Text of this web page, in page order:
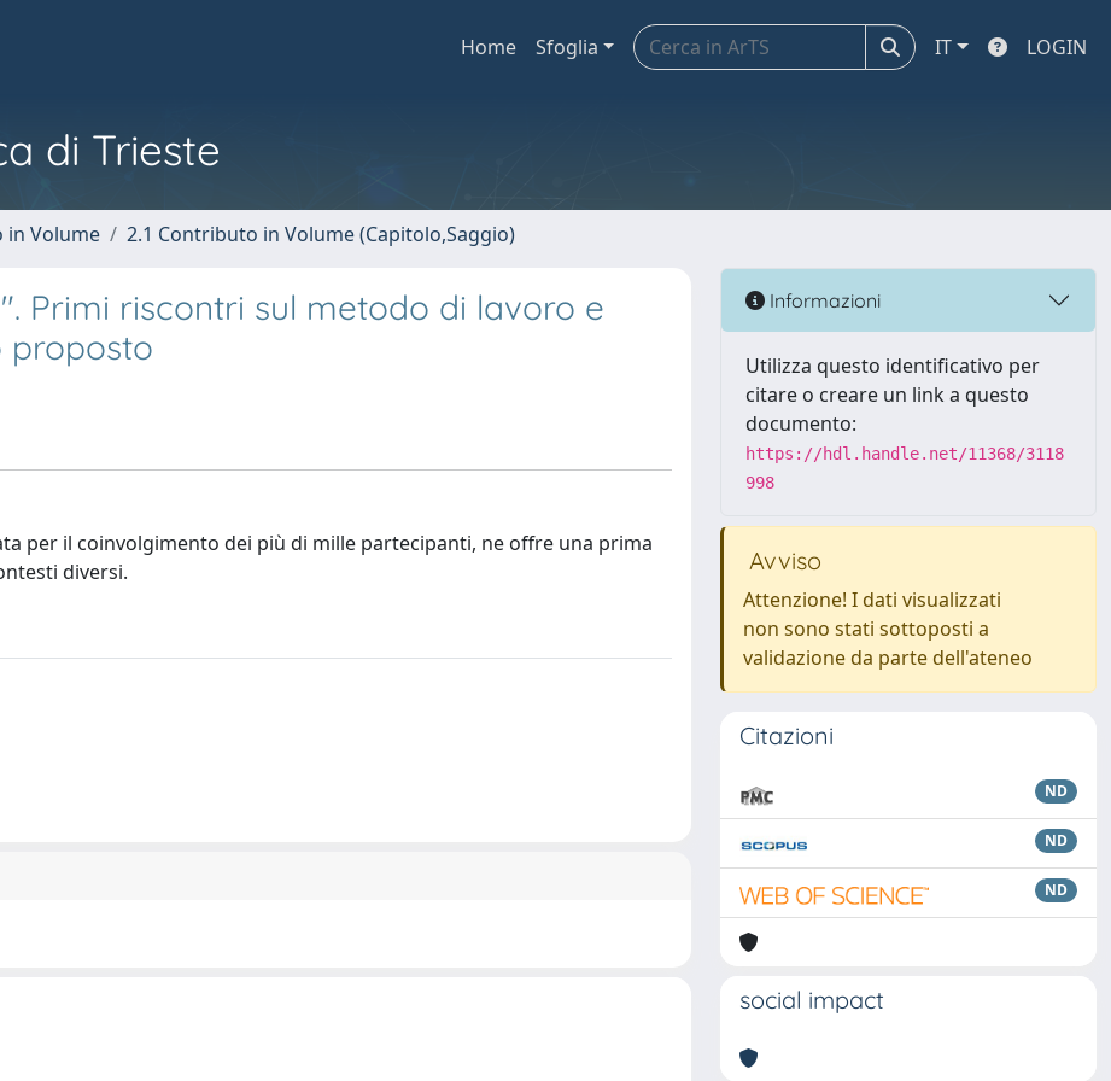
Home Sfoglia IT LOGIN
di Trieste
in Volume 2.1 Contributo in Volume (Capitolo,Saggio)
Primi riscontri sul metodo di lavoro e
proposto
per il coinvolgimento dei più di mille partecipanti, ne offre una prima
diversi.
Informazioni
Utilizza questo identificativo per
citare o creare un link a questo
documento:
https://hdl.handle.net/11368/3118
998
Avviso
Attenzione! I dati visualizzati
non sono stati sottoposti a
validazione da parte dell'ateneo
Citazioni
ND
ND
ND
social impact